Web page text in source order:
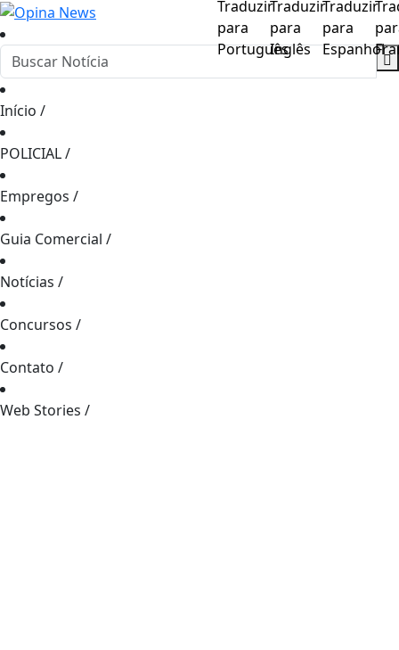
Início /
POLICIAL/
Empregos /
Guia Comercial /
Notícias /
Concursos /
Contato /
Web Stories /